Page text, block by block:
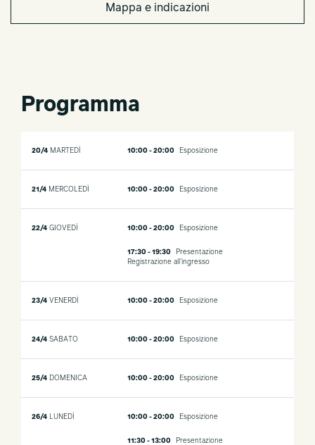
Mappa e indicazioni
Programma
20/4 MARTEDÌ 10:00 - 20:00 Esposizione
21/4 MERCOLEDÌ 10:00 - 20:00 Esposizione
22/4 GIOVEDÌ 10:00 - 20:00 Esposizione
17:30 - 19:30
Presentazione
Registrazione all'ingresso
23/4 VENERDÌ 10:00 - 20:00 Esposizione
24/4 SABATO 10:00 - 20:00 Esposizione
25/4 DOMENICA 10:00 - 20:00 Esposizione
26/4 LUNEDÌ 10:00 - 20:00 Esposizione
11:30 - 13:00
Presentazione